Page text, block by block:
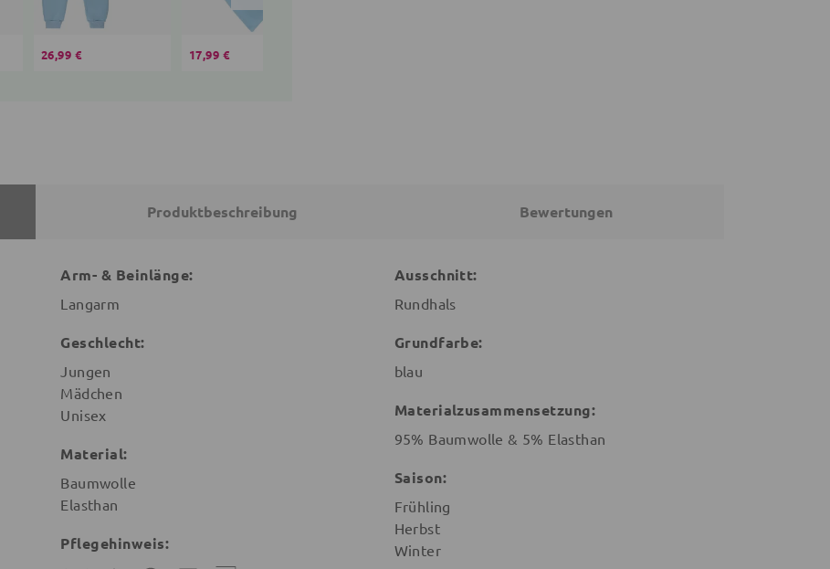
26,99 € 17,99 €
Produktbeschreibung Bewertungen
Arm- & Beinlänge:
Langarm
Geschlecht:
Jungen
Mädchen
Unisex
Material:
Baumwolle
Elasthan
Pflegehinweis:
Ausschnitt:
Rundhals
Grundfarbe:
blau
Materialzusammensetzung:
95% Baumwolle & 5% Elasthan
Saison:
Frühling
Herbst
Winter